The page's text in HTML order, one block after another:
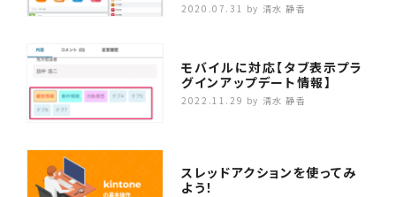
2020.07.31 by 清水 静香
モバイルに対応【タブ表示プラ
グインアップデート情報】
2022.11.29 by 清水 静香
スレッドアクションを使ってみ
よう！